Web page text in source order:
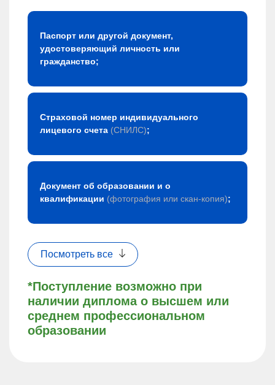
*Поступление возможно при
наличии диплома о высшем или
среднем профессиональном
образовании
Паспорт или другой документ,
удостоверяющий личность или
гражданство;
Страховой номер индивидуального
лицевого счета (СНИЛС);
Документ об образовании и о
квалификации (фотография или скан-копия);
Посмотреть все